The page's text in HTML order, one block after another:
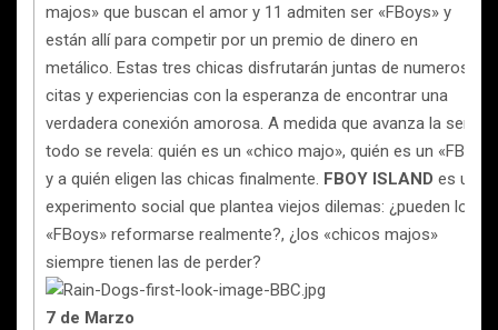
majos» que buscan el amor y 11 admiten ser «FBoys» y
están allí para competir por un premio de dinero en
metálico. Estas tres chicas disfrutarán juntas de numerosas
citas y experiencias con la esperanza de encontrar una
verdadera conexión amorosa. A medida que avanza la serie,
todo se revela: quién es un «chico majo», quién es un «FBoy»
y a quién eligen las chicas finalmente. FBOY ISLAND es un
experimento social que plantea viejos dilemas: ¿pueden los
«FBoys» reformarse realmente?, ¿los «chicos majos»
siempre tienen las de perder?
7 de Marzo